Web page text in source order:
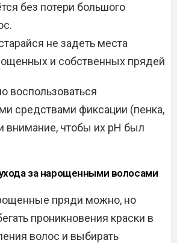
без потери большого
не задеть места
и собственных прядей
воспользоваться
средствами фиксации (пенка,
внимание, чтобы их рН был
за нарощенными волосами
пряди можно, но
проникновения краски в
волос и выбирать